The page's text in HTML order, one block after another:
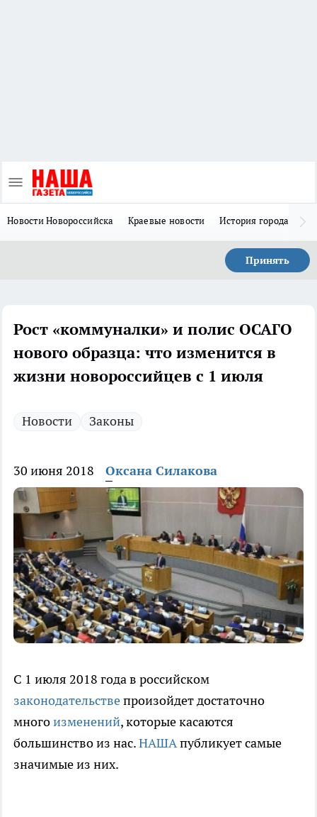
Новости Новороссийска Краевые новости История города Н
Принять
Рост «коммуналки» и полис ОСАГО
нового образца: что изменится в
жизни новороссийцев с 1 июля
Новости Законы
30 июня 2018 Оксана Силакова
С 1 июля 2018 года в российском
законодательствепроизойдет достаточно
многоизменений, которые касаются
большинство из нас.НАШАпубликует самые
значимые из них.